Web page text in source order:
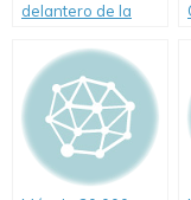
delantero de la
Volkswagen
Amarok Highland
4×4 (con Video)